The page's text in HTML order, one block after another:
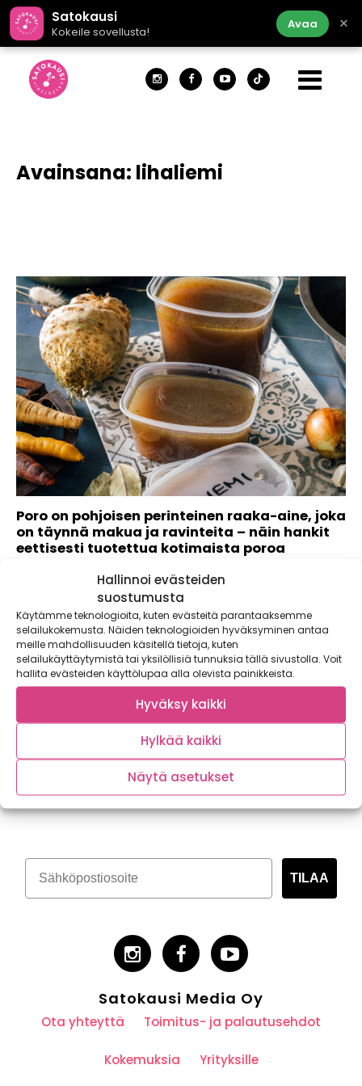
Hallinnoi evästeiden
suostumusta
Käytämme teknologioita, kuten evästeitä parantaaksemme
selailukokemusta. Näiden teknologioiden hyväksyminen antaa
meille mahdollisuuden käsitellä tietoja, kuten
selailukäyttäytymistä tai yksilöllisiä tunnuksia tällä sivustolla. Voit
hallita evästeiden käyttölupaa alla olevista painikkeista.
Hyväksy kaikki
Hylkää kaikki
Näytä asetukset
Satokausi
Kokeile sovellusta!
Avaa ×
Avainsana: lihaliemi
Poro on pohjoisen perinteinen raaka-aine, joka
on täynnä makua ja ravinteita – näin hankit
eettisesti tuotettua kotimaista poroa
Tiesitkö, että poro on syksyn sesonkiruokaa? Pääsimme
tutustumaan kotimaisen poronlihan tuotantoon ja
kokosimme tähän...
Tilaa kasvispitoinen uutiskirje
TILAA
Satokausi Media Oy
Ota yhteyttä Toimitus- ja palautusehdot
Kokemuksia Yrityksille